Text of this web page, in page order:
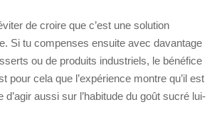
de croire que c’est une solution
Si tu compenses ensuite avec davantage
ou de produits industriels, le bénéfice
pour cela que l’expérience montre qu’il est
aussi sur l’habitude du goût sucré lui-